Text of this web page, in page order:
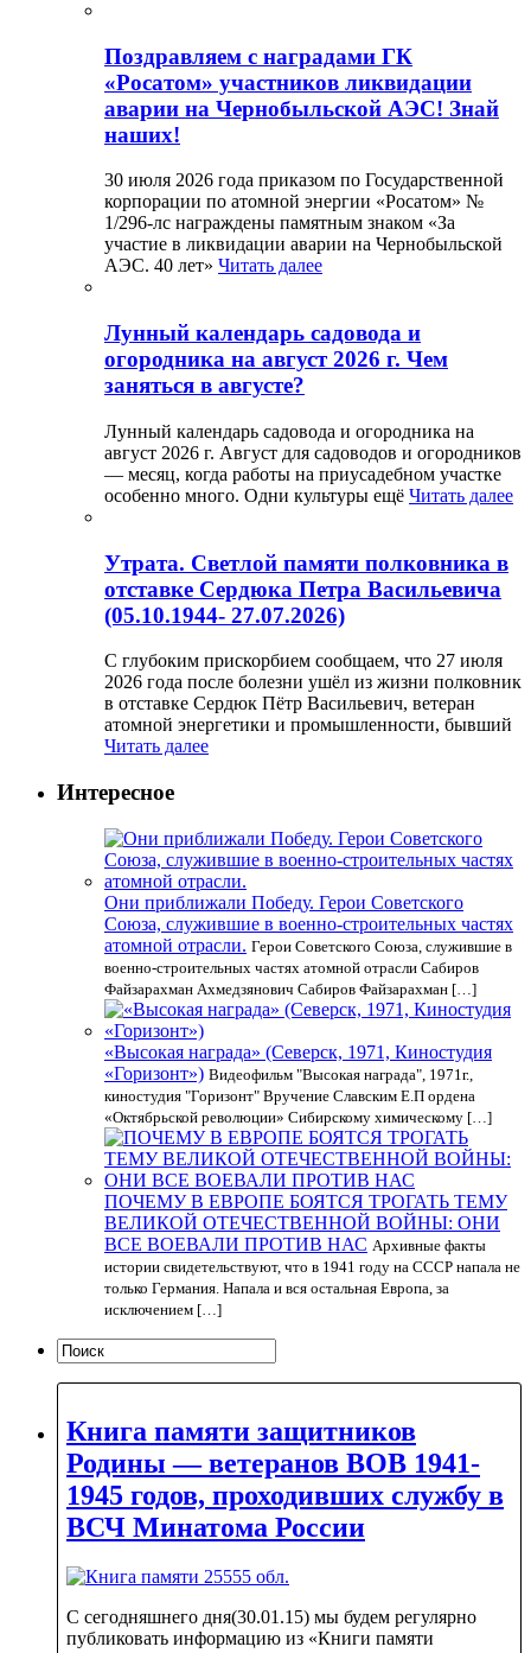
Поздравляем с наградами ГК
«Росатом» участников ликвидации
аварии на Чернобыльской АЭС! Знай
наших!
30 июля 2026 года приказом по Государственной
корпорации по атомной энергии «Росатом» №
1/296-лс награждены памятным знаком «За
участие в ликвидации аварии на Чернобыльской
АЭС. 40 лет» Читать далее
Лунный календарь садовода и
огородника на август 2026 г. Чем
заняться в августе?
Лунный календарь садовода и огородника на
август 2026 г. Август для садоводов и огородников
— месяц, когда работы на приусадебном участке
особенно много. Одни культуры ещё Читать далее
Утрата. Светлой памяти полковника в
отставке Сердюка Петра Васильевича
(05.10.1944- 27.07.2026)
С глубоким прискорбием сообщаем, что 27 июля
2026 года после болезни ушёл из жизни полковник
в отставке Сердюк Пётр Васильевич, ветеран
атомной энергетики и промышленности, бывший
Читать далее
Интересное
Они приближали Победу. Герои Советского
Союза, служившие в военно-строительных частях
атомной отрасли. Герои Советского Союза, служившие в
военно-строительных частях атомной отрасли Сабиров
Файзарахман Ахмедзянович Сабиров Файзарахман […]
«Высокая награда» (Северск, 1971, Киностудия
«Горизонт») Видеофильм "Высокая награда", 1971г.,
киностудия "Горизонт" Вручение Славским Е.П ордена
«Октябрьской революции» Сибирскому химическому […]
ПОЧЕМУ В ЕВРОПЕ БОЯТСЯ ТРОГАТЬ ТЕМУ
ВЕЛИКОЙ ОТЕЧЕСТВЕННОЙ ВОЙНЫ: ОНИ
ВСЕ ВОЕВАЛИ ПРОТИВ НАС Архивные факты
истории свидетельствуют, что в 1941 году на СССР напала не
только Германия. Напала и вся остальная Европа, за
исключением […]
Книга памяти защитников
Родины — ветеранов ВОВ 1941-
1945 годов, проходивших службу в
ВСЧ Минатома России
С сегодняшнего дня(30.01.15) мы будем регулярно
публиковать информацию из «Книги памяти